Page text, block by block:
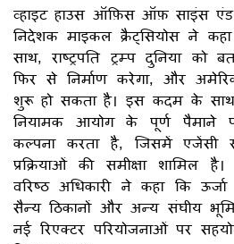
व्हाइट हाउस ऑफ़िस ऑफ़ साइंस एंड
निदेशक माइकल क्रैट्सियोस ने
साथ, राष्ट्रपति ट्रम्प दुनिया को
फिर से निर्माण करेगा, और
शुरू हो सकता है। इस कदम के साथ,
नियामक आयोग के पूर्ण पैमाने
कल्पना करता है, जिसमें एजेंसी
प्रक्रियाओं की समीक्षा शामिल
वरिष्ठ अधिकारी ने कहा कि
सैन्य ठिकानों और अन्य संघीय
नई रिएक्टर परियोजनाओं पर